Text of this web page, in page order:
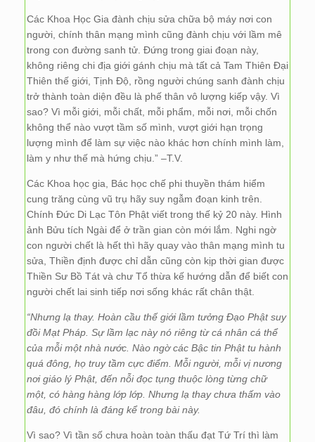
Các Khoa Học Gia đành chịu sửa chữa bộ máy nơi con
người, chính thân mạng mình cũng đành chịu với lầm mê
trong con đường sanh tử. Đứng trong giai đoạn này,
không riêng chi địa giới gánh chịu mà tất cả Tam Thiên Đại
Thiên thế giới, Tịnh Độ, rồng người chúng sanh đành chịu
trở thành toàn diện đều là phế thân vô lượng kiếp vậy. Vì
sao? Vì mỗi giới, mỗi chất, mỗi phẩm, mỗi nơi, mỗi chốn
không thể nào vượt tầm số mình, vượt giới hạn trọng
lượng mình để làm sự việc nào khác hơn chính mình làm,
làm y như thế mà hứng chịu.” –T.V.
Các Khoa học gia, Bác học chế phi thuyền thám hiểm
cung trăng cùng vũ trụ hãy suy ngẫm đoạn kinh trên.
Chính Đức Di Lạc Tôn Phật viết trong thế kỷ 20 này. Hình
ảnh Bửu tích Ngài để ở trần gian còn mới lắm. Nghi ngờ
con người chết là hết thì hãy quay vào thân mạng mình tu
sửa, Thiền định được chỉ dẫn cũng còn kịp thời gian được
Thiền Sư Bồ Tát và chư Tổ thừa kế hướng dẫn để biết con
người chết lai sinh tiếp nơi sống khác rất chân thật.
“Nhưng lạ thay. Hoàn cầu thế giới lầm tưởng Đạo Phật suy
đồi Mạt Pháp. Sự lầm lạc này nó riêng từ cá nhân cá thể
của mỗi một nhà nước. Nào ngờ các Bậc tin Phật tu hành
quá đông, họ truy tầm cực điểm. Mỗi người, mỗi vị nương
nơi giáo lý Phật, đến nỗi đọc tụng thuộc lòng từng chữ
một, có hàng hàng lớp lớp. Nhưng lạ thay chưa thấm vào
đâu, đó chính là đáng kể trong bài này.
Vì sao? Vì tần số chưa hoàn toàn thấu đạt Tứ Trí thì làm